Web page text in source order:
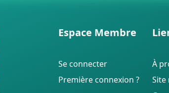
Espace Membre
Se connecter
Première connexion ?
À
Site